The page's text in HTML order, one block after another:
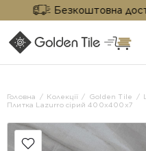
Безкоштовна
Головна Колекції Golden Tile
Плитка Lazurro сірий 400х400х7